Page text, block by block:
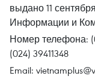
выдано 11
Информации и
Номер телефона:
(024) 39411348
Email: